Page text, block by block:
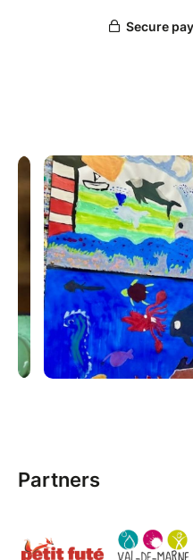
Partners